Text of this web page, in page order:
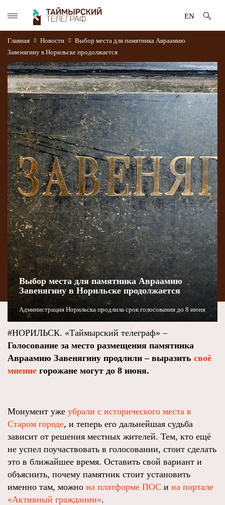
EN
Главная Новости
Выбор места для памятника Авраамию
Завенягину в Норильске продолжается
Выбор места для памятника Авраамию
Завенягину в Норильске продолжается
Администрация Норильска продлила срок голосования до 8 июня
#НОРИЛЬСК. «Таймырский телеграф» –
Голосование за место размещения памятника
Авраамию Завенягину продлили – выразить своё
мнение горожане могут до 8 июня.
Монумент уже убрали с исторического места в
Старом городе, и теперь его дальнейшая судьба
зависит от решения местных жителей. Тем, кто ещё
не успел поучаствовать в голосовании, стоит сделать
это в ближайшее время. Оставить свой вариант и
объяснить, почему памятник стоит установить
именно там, можно на платформе ПОС и на портале
«Активный гражданин».